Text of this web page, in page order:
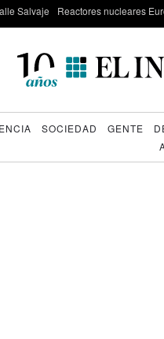
Salvaje Reactores nucleares
SOCIEDAD GENTE